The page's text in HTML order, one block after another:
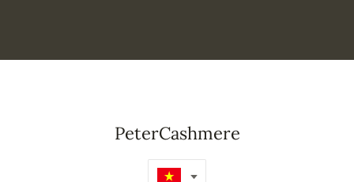
PeterCashmere